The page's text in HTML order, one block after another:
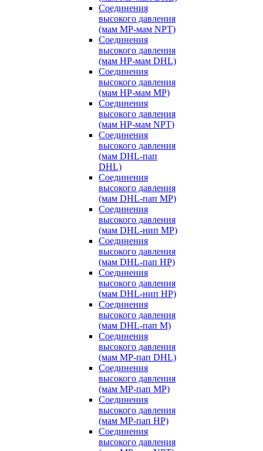
Соединения
высокого давления
(мам MP-мам NPT)
Соединения
высокого давления
(мам HP-мам DHL)
Соединения
высокого давления
(мам HP-мам MP)
Соединения
высокого давления
(мам HP-мам NPT)
Соединения
высокого давления
(мам DHL-пап
DHL)
Соединения
высокого давления
(мам DHL-пап MP)
Соединения
высокого давления
(мам DHL-нип MP)
Соединения
высокого давления
(мам DHL-пап HP)
Соединения
высокого давления
(мам DHL-нип HP)
Соединения
высокого давления
(мам DHL-пап M)
Соединения
высокого давления
(мам MP-пап DHL)
Соединения
высокого давления
(мам MP-пап MP)
Соединения
высокого давления
(мам MP-пап HP)
Соединения
высокого давления